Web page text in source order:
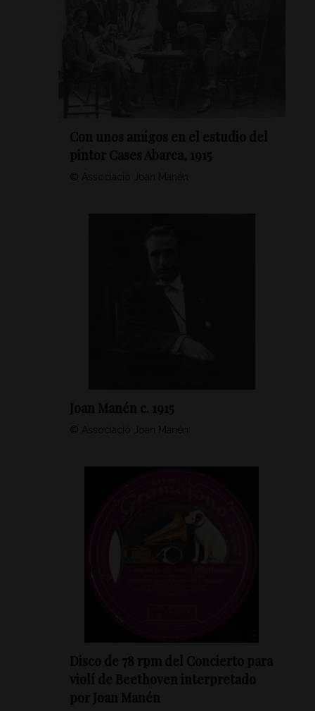
Con unos amigos en el estudio del
pintor Cases Abarca, 1915
© Associació Joan Manén
Joan Manén c. 1915
© Associació Joan Manén
Disco de 78 rpm del Concierto para
violí de Beethoven interpretado
por Joan Manén